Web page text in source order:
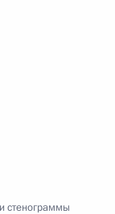
стенограммы